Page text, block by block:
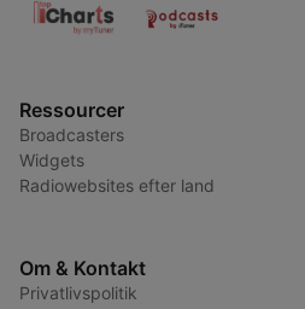
Ressourcer
Broadcasters
Widgets
Radiowebsites efter land
Om & Kontakt
Privatlivspolitik